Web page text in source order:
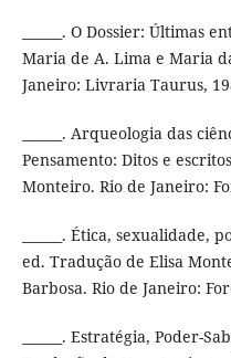
______. O Dossier: Últimas
Maria de A. Lima e Maria
Janeiro: Livraria Taurus,
______. Arqueologia das
Pensamento: Ditos e
Monteiro. Rio de Janeiro:
______. Ética, sexualidade,
ed. Tradução de Elisa
Barbosa. Rio de Janeiro:
______. Estratégia, Poder-